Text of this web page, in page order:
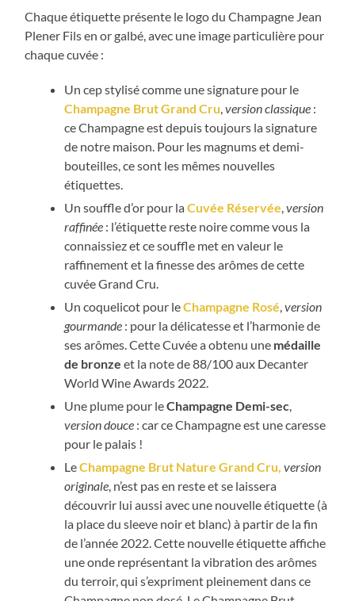
Chaque étiquette présente le logo du Champagne Jean
Plener Fils en or galbé, avec une image particulière pour
chaque cuvée :
Un cep stylisé comme une signature pour le
Champagne Brut Grand Cru ,version classique :
ce Champagne est depuis toujours la signature
de notre maison. Pour les magnums et demi-
bouteilles, ce sont les mêmes nouvelles
étiquettes.
Un souffle d’or pour laCuvée Réservée ,version
raffinée : l’étiquette reste noire comme vous la
connaissiez et ce souffle met en valeur le
raffinement et la finesse des arômes de cette
cuvée Grand Cru.
Un coquelicot pour leChampagne Rosé ,version
gourmande : pour la délicatesse et l’harmonie de
ses arômes. Cette Cuvée a obtenu une médaille
de bronzeet la note de 88/100 aux Decanter
World Wine Awards 2022.
Une plume pour leChampagne Demi-sec
version douce : car ce Champagne est une caresse
pour le palais !
LeChampagne Brut Nature Grand Cru,version
originale , n’est pas en reste et se laissera
découvrir lui aussi avec une nouvelle étiquette (à
la place du sleeve noir et blanc) à partir de la fin
de l’année 2022. Cette nouvelle étiquette affiche
une onde représentant la vibration des arômes
du terroir, qui s’expriment pleinement dans ce